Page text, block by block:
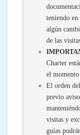
teniendo
algún
de las
Charter
el
El orden
previo
visitas y
guías